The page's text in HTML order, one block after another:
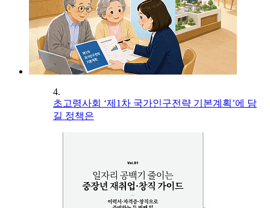
4.
초고령사회 ‘제1차 국가인구전략 기본계획’에 담
길 정책은